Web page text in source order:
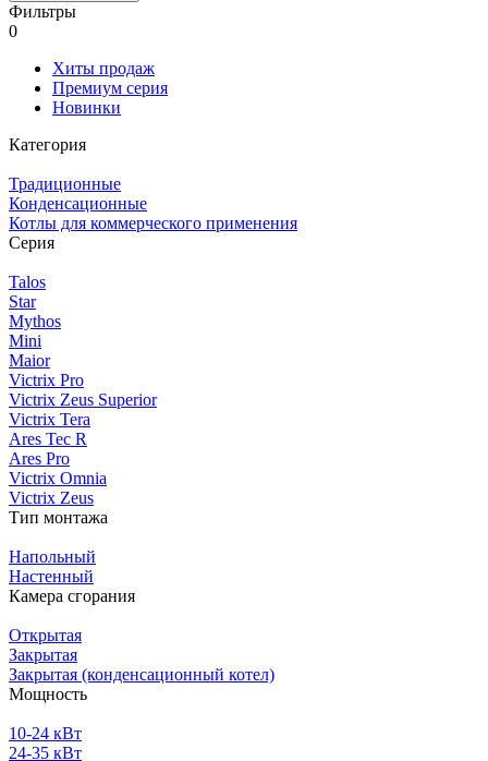
Фильтры
0
Хиты продаж
Премиум серия
Новинки
Категория
Традиционные
Конденсационные
Котлы для коммерческого применения
Серия
Talos
Star
Mythos
Mini
Maior
Victrix Pro
Victrix Zeus Superior
Victrix Tera
Ares Tec R
Ares Pro
Victrix Omnia
Victrix Zeus
Тип монтажа
Напольный
Настенный
Камера сгорания
Открытая
Закрытая
Закрытая (конденсационный котел)
Мощность
10-24 кВт
24-35 кВт